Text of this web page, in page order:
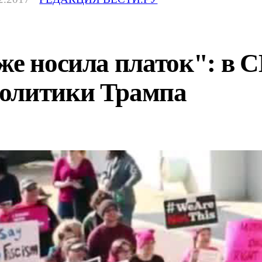
носила платок": в
Трампа